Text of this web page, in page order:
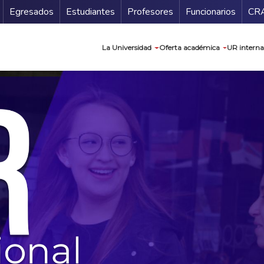
Secundario
Egresados Estudiantes Profesores Funcionarios
La Universidad Oferta académica UR